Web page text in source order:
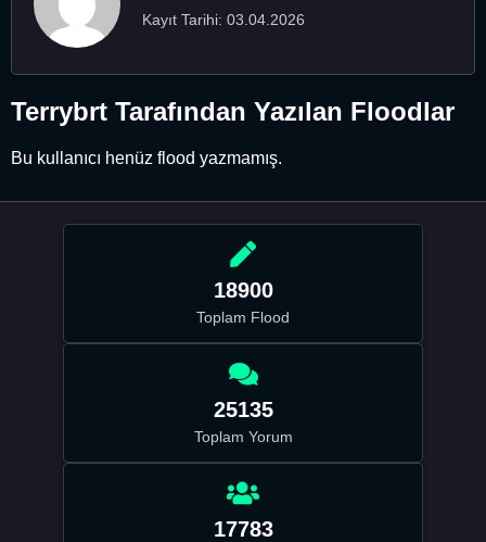
Kayıt Tarihi: 03.04.2026
Terrybrt Tarafından Yazılan Floodlar
Bu kullanıcı henüz flood yazmamış.
18900
Toplam Flood
25135
Toplam Yorum
17783